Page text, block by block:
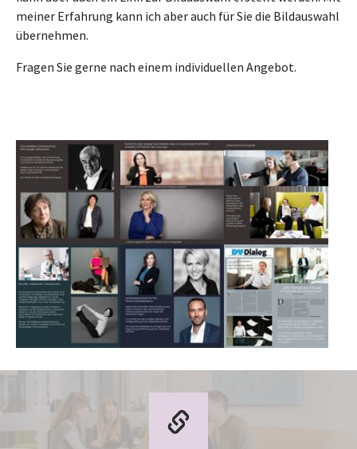
meiner Erfahrung kann ich aber auch für Sie die Bildauswahl
übernehmen.
Fragen Sie gerne nach einem individuellen Angebot.
Show larger version for:Show larger version for:Show larger version for:
Show larger version for:Show larger version for:Show larger version for: